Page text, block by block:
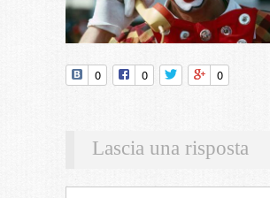
0 0 0
Lascia una risposta